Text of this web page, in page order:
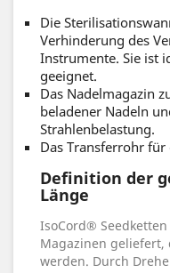
Die
Verhinderung des
Instrumente. Sie ist
geeignet.
Das Nadelmagazin
beladener Nadeln
Strahlenbelastung.
Das Transferrohr
Definition der
Länge
IsoCord®
Magazinen geliefert,
werden. Durch